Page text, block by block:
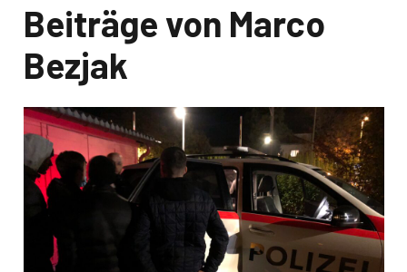
Beiträge von Marco
Bezjak